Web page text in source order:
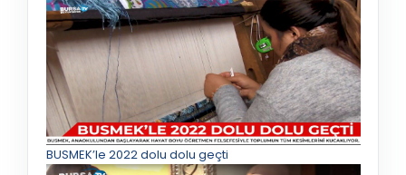
BUSMEK’le 2022 dolu dolu geçti